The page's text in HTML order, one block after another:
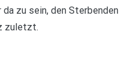
zu sein, den Sterbenden
zuletzt.